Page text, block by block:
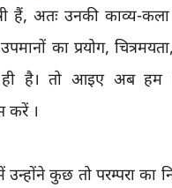
हैं, अतः उनकी काव्य-
का प्रयोग,
ही है। तो आइए अब हम
करें ।
में उन्होंने कुछ तो परम्परा